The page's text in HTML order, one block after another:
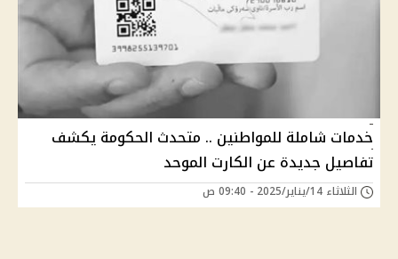
خدمات شاملة للمواطنين .. متحدث الحكومة يكشف
تفاصيل جديدة عن الكارت الموحد
الثلاثاء 14/يناير/2025 - 09:40 ص